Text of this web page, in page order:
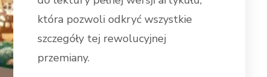
która pozwoli odkryć wszystkie
szczegóły tej rewolucyjnej
przemiany.